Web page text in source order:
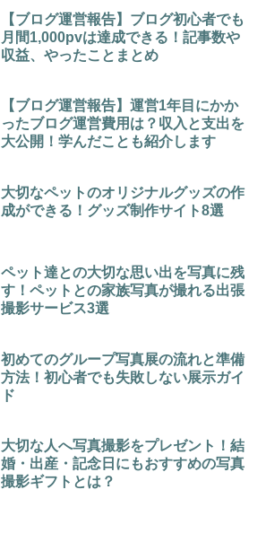
【ブログ運営報告】ブログ初心者でも
月間1,000pvは達成できる！記事数や
収益、やったことまとめ
【ブログ運営報告】運営1年目にかか
ったブログ運営費用は？収入と支出を
大公開！学んだことも紹介します
大切なペットのオリジナルグッズの作
成ができる！グッズ制作サイト8選
ペット達との大切な思い出を写真に残
す！ペットとの家族写真が撮れる出張
撮影サービス3選
初めてのグループ写真展の流れと準備
方法！初心者でも失敗しない展示ガイ
ド
大切な人へ写真撮影をプレゼント！結
婚・出産・記念日にもおすすめの写真
撮影ギフトとは？